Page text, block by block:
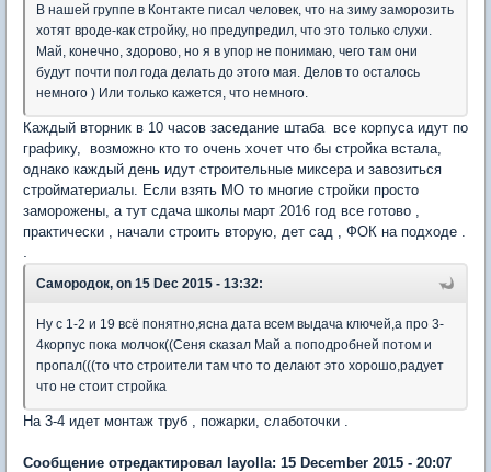
В нашей группе в Контакте писал человек, что на зиму заморозить
хотят вроде-как стройку, но предупредил, что это только слухи.
Май, конечно, здорово, но я в упор не понимаю, чего там они
будут почти пол года делать до этого мая. Делов то осталось
немного ) Или только кажется, что немного.
Каждый вторник в 10 часов заседание штаба все корпуса идут по
графику, возможно кто то очень хочет что бы стройка встала,
однако каждый день идут строительные миксера и завозиться
стройматериалы. Если взять МО то многие стройки просто
заморожены, а тут сдача школы март 2016 год все готово ,
практически , начали строить вторую, дет сад , ФОК на подходе .
Самородок, on 15 Dec 2015 - 13:32:
Ну с 1-2 и 19 всё понятно,ясна дата всем выдача ключей,а про 3-
4корпус пока молчок((Сеня сказал Май а поподробней потом и
пропал(((то что строители там что то делают это хорошо,радует
что не стоит стройка
На 3-4 идет монтаж труб , пожарки, слаботочки .
Сообщение отредактировал layolla: 15 December 2015 - 20:07